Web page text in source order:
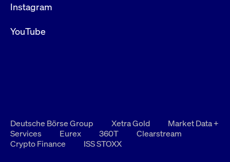
Instagram
YouTube
Deutsche Börse Group Xetra Gold
Market Data +
Services
Eurex 360T
Clearstream
Crypto Finance
ISS STOXX